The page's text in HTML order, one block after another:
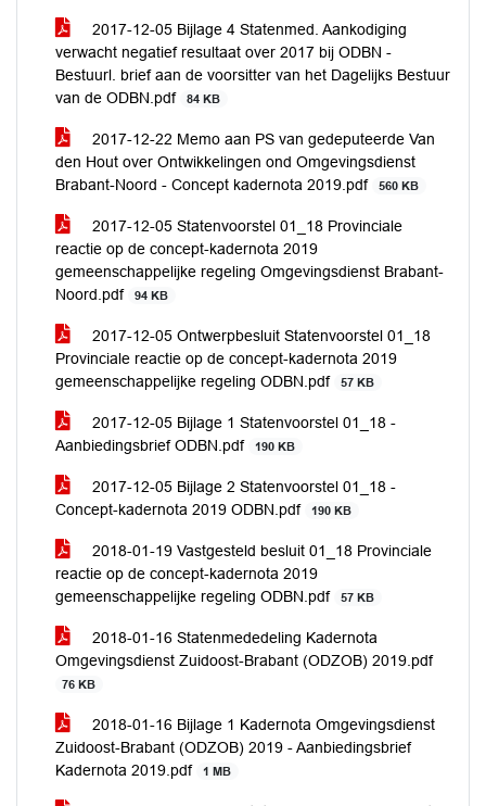
2017-12-05 Bijlage 4 Statenmed. Aankodiging
verwacht negatief resultaat over 2017 bij ODBN -
Bestuurl. brief aan de voorsitter van het Dagelijks Bestuur
van de ODBN.pdf
84 KB
2017-12-22 Memo aan PS van gedeputeerde Van
den Hout over Ontwikkelingen ond Omgevingsdienst
Brabant-Noord - Concept kadernota 2019.pdf
560 KB
2017-12-05 Statenvoorstel 01_18 Provinciale
reactie op de concept-kadernota 2019
gemeenschappelijke regeling Omgevingsdienst Brabant-
Noord.pdf
94 KB
2017-12-05 Ontwerpbesluit Statenvoorstel 01_18
Provinciale reactie op de concept-kadernota 2019
gemeenschappelijke regeling ODBN.pdf
57 KB
2017-12-05 Bijlage 1 Statenvoorstel 01_18 -
Aanbiedingsbrief ODBN.pdf
190 KB
2017-12-05 Bijlage 2 Statenvoorstel 01_18 -
Concept-kadernota 2019 ODBN.pdf
190 KB
2018-01-19 Vastgesteld besluit 01_18 Provinciale
reactie op de concept-kadernota 2019
gemeenschappelijke regeling ODBN.pdf
57 KB
2018-01-16 Statenmededeling Kadernota
Omgevingsdienst Zuidoost-Brabant (ODZOB) 2019.pdf
76 KB
2018-01-16 Bijlage 1 Kadernota Omgevingsdienst
Zuidoost-Brabant (ODZOB) 2019 - Aanbiedingsbrief
Kadernota 2019.pdf
1 MB